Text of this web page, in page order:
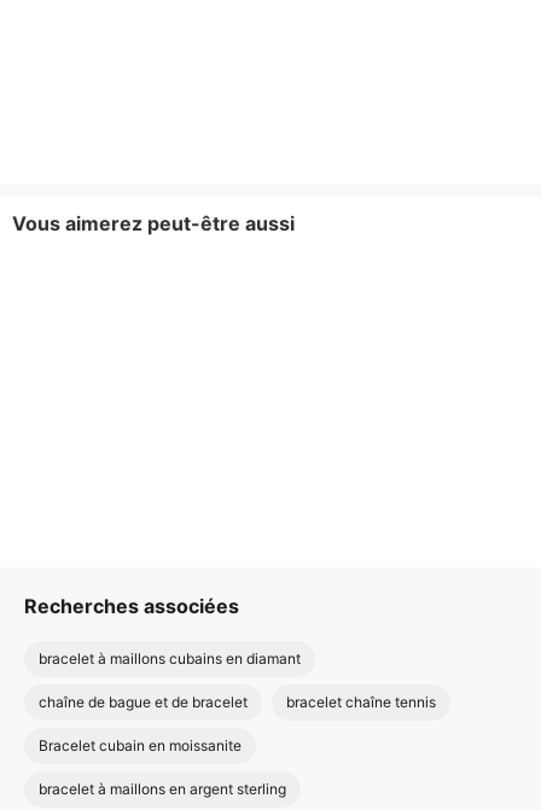
Vous aimerez peut-être aussi
Recherches associées
bracelet à maillons cubains en diamant
chaîne de bague et de bracelet bracelet chaîne tennis
Bracelet cubain en moissanite
bracelet à maillons en argent sterling